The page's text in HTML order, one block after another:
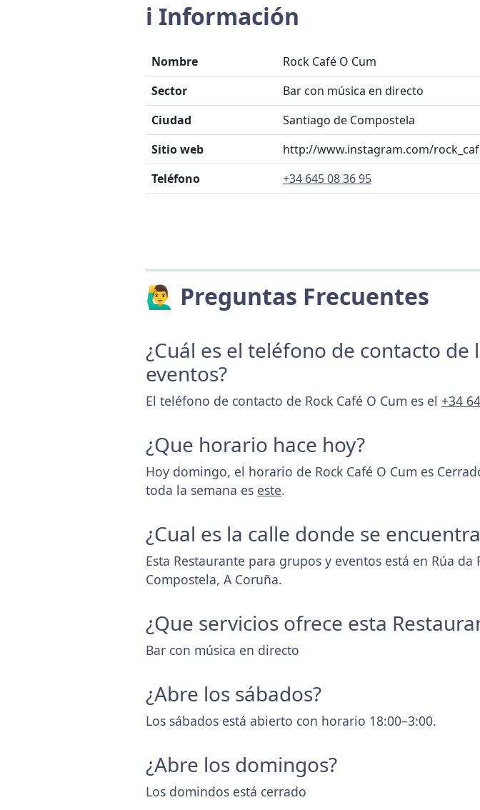
ℹ️ Información
Nombre
Rock Café O Cum
Sector
Bar con música en directo
Ciudad
Santiago de Compostela
Sitio web
http://www.instagram.com/
Teléfono
+34 645 08 36 95
🙋‍♂️ Preguntas Frecuentes
¿Cuál es el teléfono de contacto
eventos?
El teléfono de contacto de Rock Café O Cum es el +34
¿Que horario hace hoy?
Hoy domingo, el horario de Rock Café O Cum es
toda la semana es este.
¿Cual es la calle donde se
Esta Restaurante para grupos y eventos está en Rúa
Compostela, A Coruña.
¿Que servicios ofrece esta
Bar con música en directo
¿Abre los sábados?
Los sábados está abierto con horario 18:00–3:00.
¿Abre los domingos?
Los domindos está cerrado